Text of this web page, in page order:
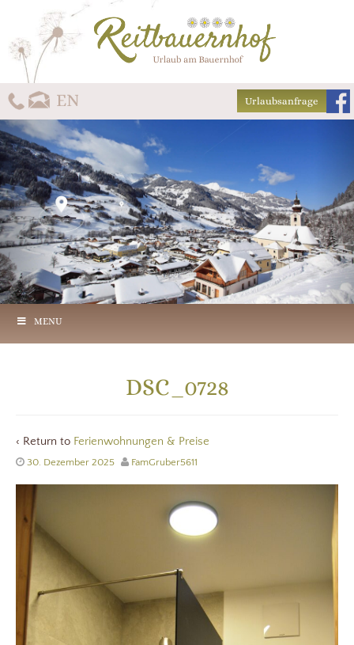
Urlaubsanfrage
MENU
DSC_0728
‹ Return to Ferienwohnungen & Preise
30. Dezember 2025 FamGruber5611